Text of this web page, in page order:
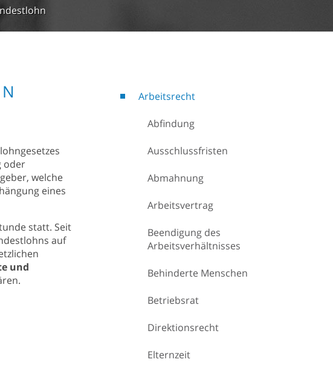
Arbeitsrecht
Abfindung
Ausschlussfristen
Abmahnung
Arbeitsvertrag
Beendigung des
Arbeitsverhältnisses
Behinderte Menschen
Betriebsrat
Direktionsrecht
Elternzeit
oder
welche
eines
statt. Seit
auf
und